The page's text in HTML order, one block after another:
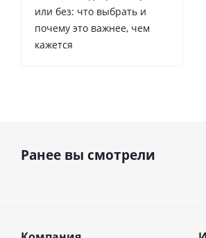
или без: что выбрать и
почему это важнее, чем
кажется
Ранее вы смотрели